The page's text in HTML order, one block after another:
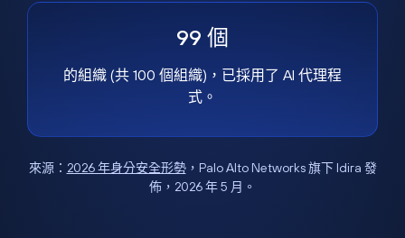
99 個
的組織 (共 100 個組織)，已採用了 AI 代理程
式。
來源： 2026 年身分安全形勢，Palo Alto Networks 旗下 Idira 發
佈，2026 年 5 月。